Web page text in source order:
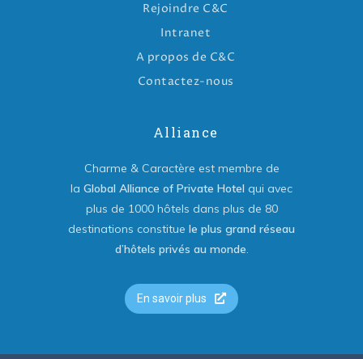
Rejoindre C&C
Intranet
A propos de C&C
Contactez-nous
Alliance
Charme & Caractère est membre de
la Global Alliance of Private Hotel qui avec
plus de 1000 hôtels dans plus de 80
destinations constitue le plus grand réseau
d’hôtels privés au monde.
En savoir plus